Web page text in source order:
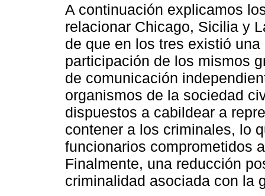
A continuación explicamos
relacionar Chicago, Sicilia y
de que en los tres existió
participación de los mismos
de comunicación
organismos de la sociedad
dispuestos a cabildear a
contener a los criminales, lo
funcionarios comprometidos
Finalmente, una reducción
criminalidad asociada con la